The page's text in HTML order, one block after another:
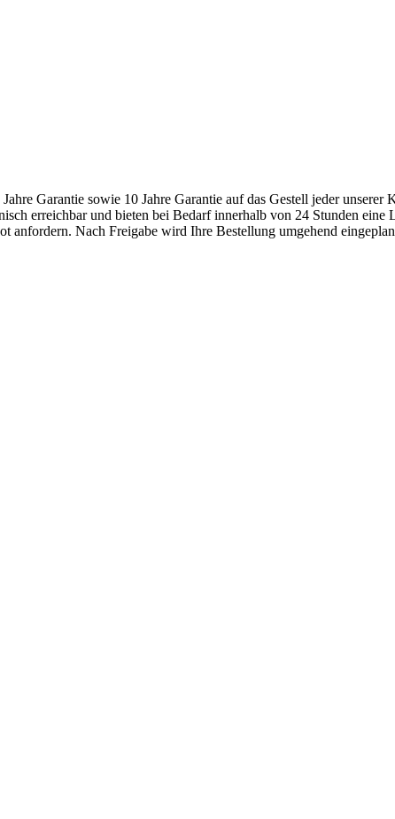
Garantie sowie 10 Jahre Garantie auf das Gestell jeder unserer
erreichbar und bieten bei Bedarf innerhalb von 24 Stunden eine
anfordern. Nach Freigabe wird Ihre Bestellung umgehend